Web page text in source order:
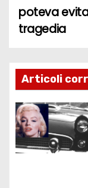
a
v
g
a
z
i
poteva
tragedia
Articoli